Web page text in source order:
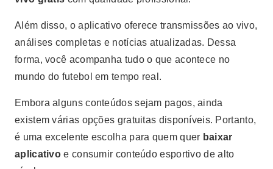
Além disso, o aplicativo oferece transmissões ao vivo,
análises completas e notícias atualizadas. Dessa
forma, você acompanha tudo o que acontece no
mundo do futebol em tempo real.
Embora alguns conteúdos sejam pagos, ainda
existem várias opções gratuitas disponíveis. Portanto,
é uma excelente escolha para quem quer baixar
aplicativo e consumir conteúdo esportivo de alto